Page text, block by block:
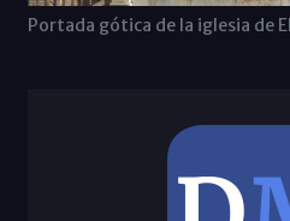
Portada gótica de la iglesia de